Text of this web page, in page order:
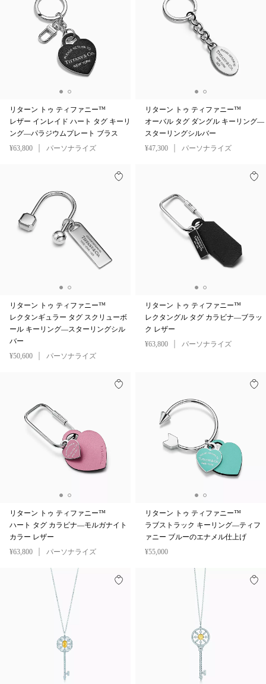
リターン トゥ ティファニー™
レザー インレイド ハート タグ キーリ
ング—パラジウムプレート ブラス
¥63,800
パーソナライズ
リターン トゥ ティファニー™
オーバル タグ ダングル キーリング—
スターリングシルバー
¥47,300
パーソナライズ
リターン トゥ ティファニー™
レクタンギュラー タグ スクリューボ
ール キーリング—スターリングシル
バー
¥50,600
パーソナライズ
リターン トゥ ティファニー™
レクタングル タグ カラビナ—ブラッ
ク レザー
¥63,800
パーソナライズ
リターン トゥ ティファニー™
ハート タグ カラビナ—モルガナイト
カラー レザー
¥63,800
パーソナライズ
リターン トゥ ティファニー™
ラブストラック キーリング—ティフ
ァニー ブルーのエナメル仕上げ
¥55,000